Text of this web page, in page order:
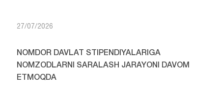
27/07/2026
NOMDOR DAVLAT STIPENDIYALARIGA
NOMZODLARNI SARALASH JARAYONI DAVOM
ETMOQDA